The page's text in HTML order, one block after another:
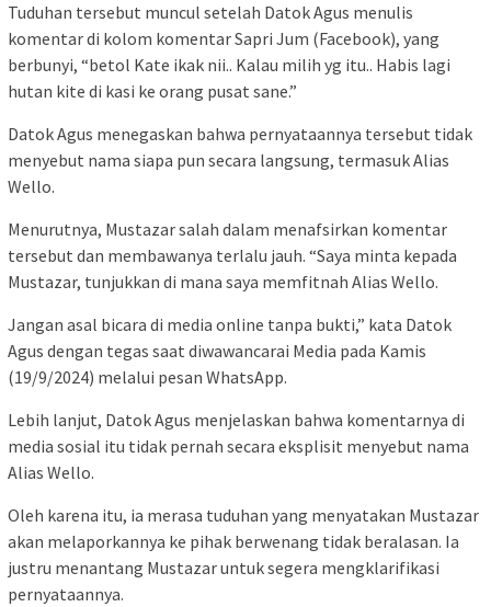
Tuduhan tersebut muncul setelah Datok Agus menulis
komentar di kolom komentar Sapri Jum (Facebook), yang
berbunyi, “betol Kate ikak nii.. Kalau milih yg itu.. Habis lagi
hutan kite di kasi ke orang pusat sane.”
Datok Agus menegaskan bahwa pernyataannya tersebut tidak
menyebut nama siapa pun secara langsung, termasuk Alias
Wello.
Menurutnya, Mustazar salah dalam menafsirkan komentar
tersebut dan membawanya terlalu jauh. “Saya minta kepada
Mustazar, tunjukkan di mana saya memfitnah Alias Wello.
Jangan asal bicara di media online tanpa bukti,” kata Datok
Agus dengan tegas saat diwawancarai Media pada Kamis
(19/9/2024) melalui pesan WhatsApp.
Lebih lanjut, Datok Agus menjelaskan bahwa komentarnya di
media sosial itu tidak pernah secara eksplisit menyebut nama
Alias Wello.
Oleh karena itu, ia merasa tuduhan yang menyatakan Mustazar
akan melaporkannya ke pihak berwenang tidak beralasan. Ia
justru menantang Mustazar untuk segera mengklarifikasi
pernyataannya.